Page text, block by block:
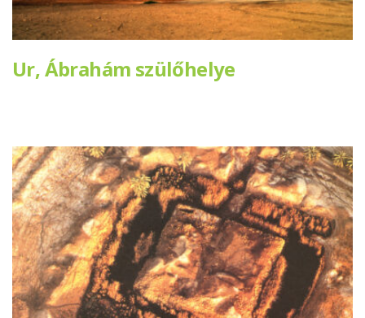
Ur, Ábrahám szülőhelye